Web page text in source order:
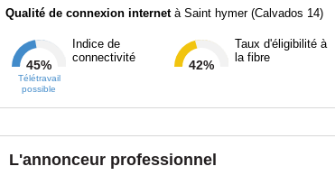
Qualité de connexion internetà Saint hymer (Calvados 14)
45%
Télétravail
possible
Indice de
connectivité
42%
Taux d'éligibilité à
la fibre
L'annonceur professionnel